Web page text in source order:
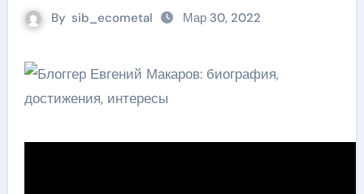
By sib_ecometal Мар 30, 2022